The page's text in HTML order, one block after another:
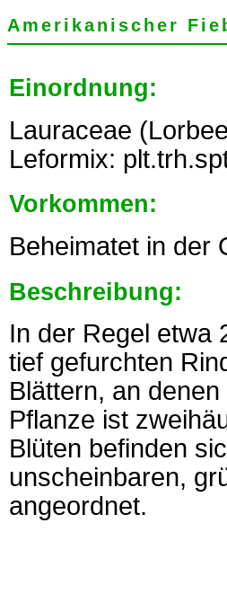
Amerikanischer
Einordnung:
Lauraceae
Leformix:
Vorkommen:
Beheimatet in der
Beschreibung:
In der Regel etwa
tief gefurchten
Blättern, an
Pflanze ist
Blüten befinden
unscheinbaren,
angeordnet.